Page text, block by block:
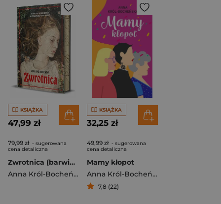
KSIĄŻKA
47,99 zł
79,99 zł - sugerowana
cena detaliczna
Zwrotnica (barwione brzegi)
Anna Król-Bocheńska
KSIĄŻKA
32,25 zł
49,99 zł - sugerowana
cena detaliczna
Mamy kłopot
Anna Król-Bocheńska
7,8 (22)